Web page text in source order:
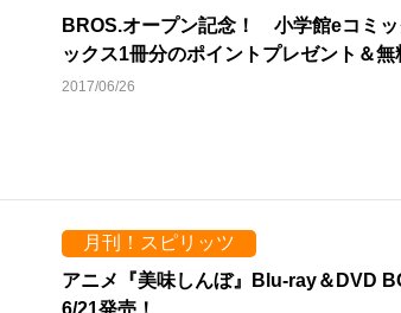
BROS.オープン記念！ 小学館eコミッ
ックス1冊分のポイントプレゼント＆無
2017/06/26
月刊！スピリッツ
アニメ『美味しんぼ』Blu-ray＆DVD
6/21発売！